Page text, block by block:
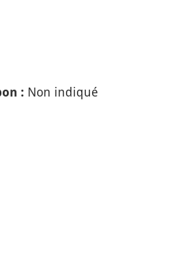
: Non indiqué